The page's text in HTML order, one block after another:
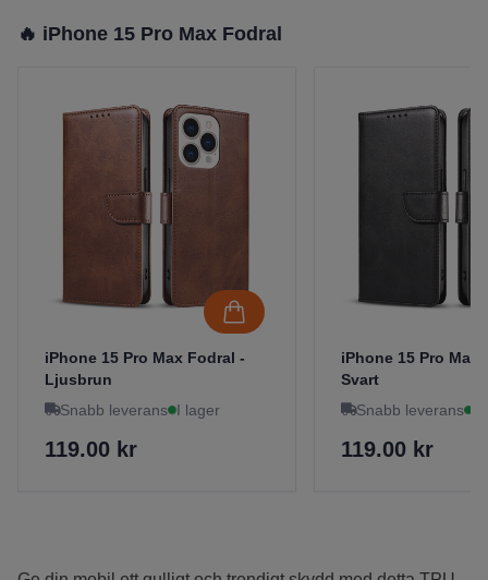
🔥 iPhone 15 Pro Max Fodral
iPhone 15 Pro Max Fodral -
Ljusbrun
Snabb leverans I lager
119.00 kr
iPhone 15 Pro Max
Svart
Snabb leverans
119.00 kr